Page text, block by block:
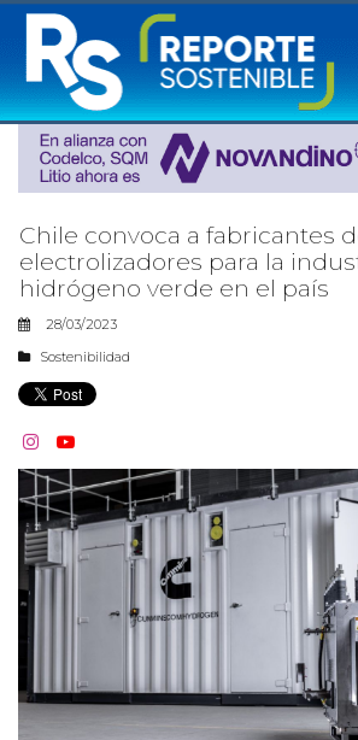
Chile convoca a fabricantes
electrolizadores para la
hidrógeno verde en el país
28/03/2023
Sostenibilidad
 